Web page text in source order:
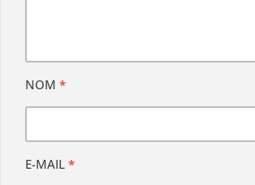
NOM *
E-MAIL *